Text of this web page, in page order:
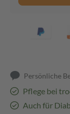
Persönliche
Pflege bei
Auch für